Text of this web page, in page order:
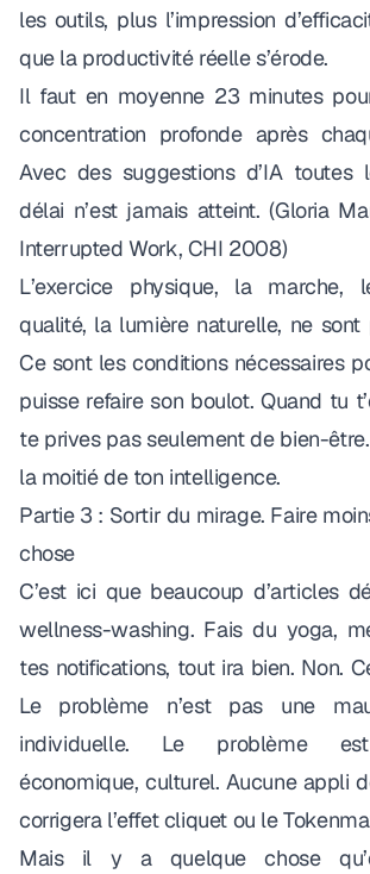
les outils, plus l’impression
que la productivité réelle s’érode.
Il faut en moyenne 23 minutes
concentration profonde après
Avec des suggestions d’IA toutes
délai n’est jamais atteint. (Gloria
Interrupted Work, CHI 2008)
L’exercice physique, la marche,
qualité, la lumière naturelle, ne sont
Ce sont les conditions nécessaires
puisse refaire son boulot. Quand tu
te prives pas seulement de bien-
la moitié de ton intelligence.
Partie 3 : Sortir du mirage. Faire
chose
C’est ici que beaucoup d’articles
wellness-washing. Fais du yoga,
tes notifications, tout ira bien. Non.
Le problème n’est pas une
individuelle. Le problème est
économique, culturel. Aucune appli
corrigera l’effet cliquet ou le
Mais il y a quelque chose